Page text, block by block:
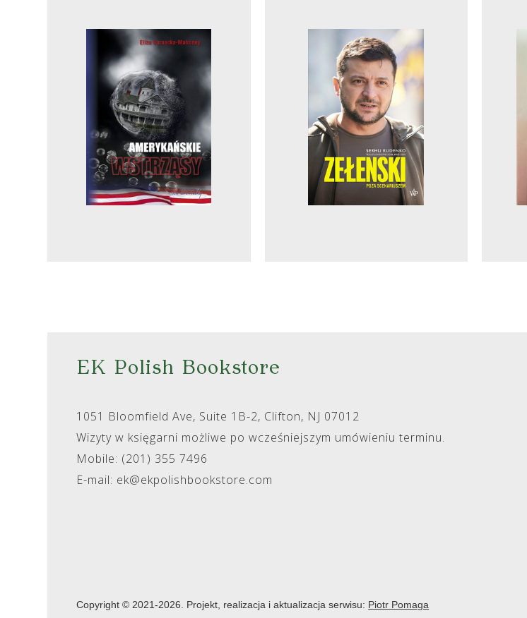
EK Polish Bookstore
1051 Bloomfield Ave, Suite 1B-2, Clifton, NJ 07012
Wizyty w księgarni możliwe po wcześniejszym umówieniu terminu.
Mobile: (201) 355 7496
E-mail: ek@ekpolishbookstore.com
Copyright © 2021-2026. Projekt, realizacja i aktualizacja serwisu: Piotr Pomaga